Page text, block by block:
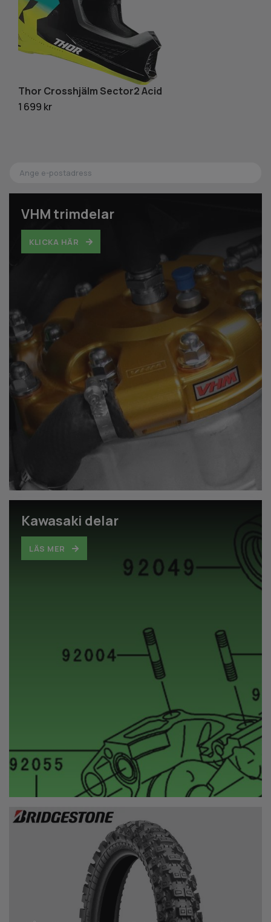
VHM trimdelar
KLICKA HÄR
Kawasaki delar
LÄS MER
Thor Crosshjälm Sector2 Acid
1 699 kr